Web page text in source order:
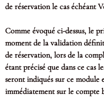
de réservation le cas échéant
Comme évoqué ci-dessus, le
moment de la validation
de réservation, lors de la
étant précisé que dans ce cas
seront indiqués sur ce module
immédiatement sur le compte